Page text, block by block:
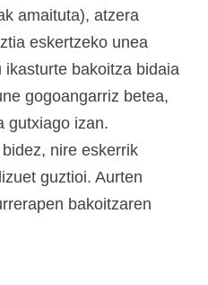
amaituta), atzera
eskertzeko unea
bakoitza bidaia
gogoangarriz betea,
gutxiago izan.
nire eskerrik
guztioi. Aurten
bakoitzaren